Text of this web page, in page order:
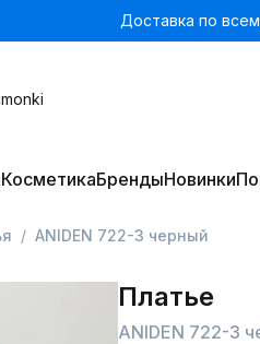
Доставка по
КосметикаБрендыНовинки
ANIDEN 722-3 черный
Платье
ANIDEN 722-3